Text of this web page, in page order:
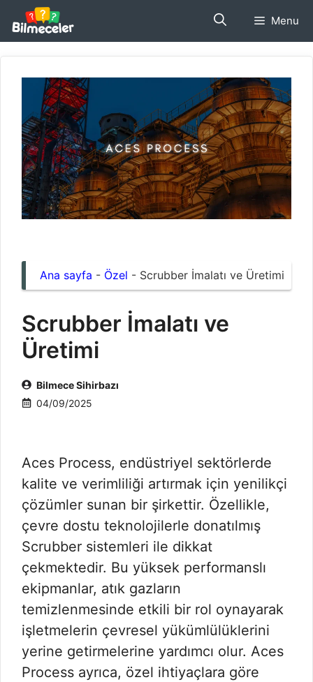
İçeriğe
atla
Menu
Ana sayfa - Özel - Scrubber İmalatı ve Üretimi
Scrubber İmalatı ve
Üretimi
Bilmece Sihirbazı
04/09/2025
Aces Process, endüstriyel sektörlerde
kalite ve verimliliği artırmak için yenilikçi
çözümler sunan bir şirkettir. Özellikle,
çevre dostu teknolojilerle donatılmış
Scrubber sistemleri ile dikkat
çekmektedir. Bu yüksek performanslı
ekipmanlar, atık gazların
temizlenmesinde etkili bir rol oynayarak
işletmelerin çevresel yükümlülüklerini
yerine getirmelerine yardımcı olur. Aces
Process ayrıca, özel ihtiyaçlara göre